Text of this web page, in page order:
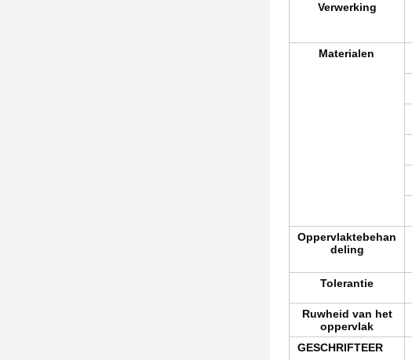
Verwerking
Materialen
Oppervlaktebehan
deling
Tolerantie
Ruwheid van het
oppervlak
GESCHRIFTEER